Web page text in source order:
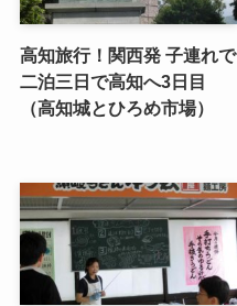
高知旅行！関西発 子連れで
二泊三日で高知へ3日目
（高知城とひろめ市場）